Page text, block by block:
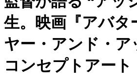
生。映画『アバタ
ヤー・アンド・ア
コンセプトアート